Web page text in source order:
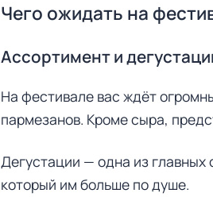
Чего ожидать на
Ассортимент и
На фестивале вас ждёт
пармезанов. Кроме сыра,
Дегустации — одна из главных
который им больше по душе.